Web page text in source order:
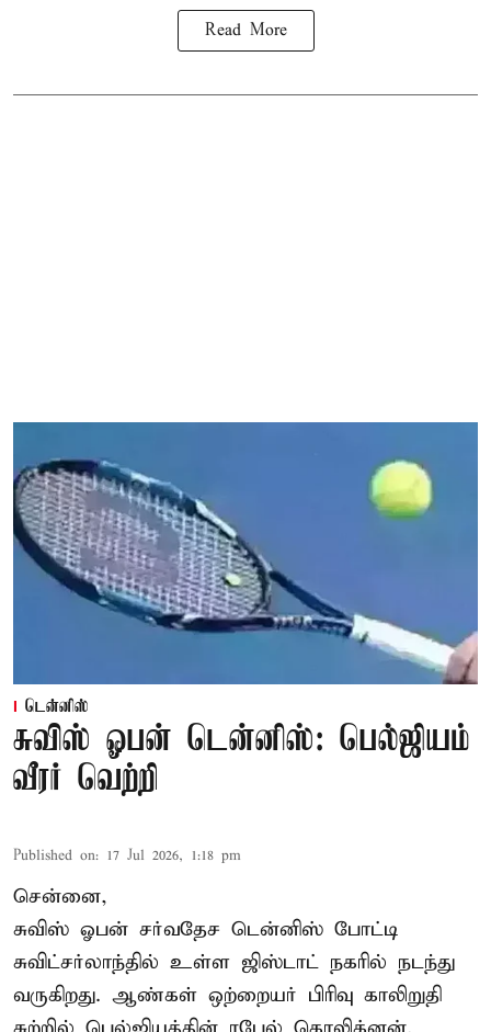
Read More
டென்னிஸ்
சுவிஸ் ஓபன் டென்னிஸ்: பெல்ஜியம்
வீரர் வெற்றி
Published on: 17 Jul 2026, 1:18 pm
சென்னை,
சுவிஸ் ஓபன் சர்வதேச டென்னிஸ் போட்டி
சுவிட்சர்லாந்தில் உள்ள ஜிஸ்டாட் நகரில் நடந்து
வருகிறது. ஆண்கள் ஒற்றையர் பிரிவு காலிறுதி